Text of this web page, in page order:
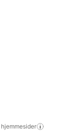
hjemmesider